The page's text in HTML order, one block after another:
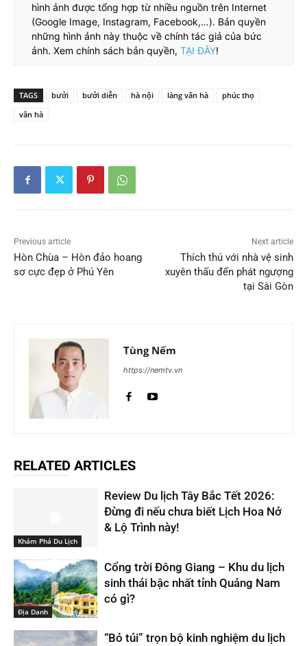
hình ảnh được tổng hợp từ nhiều nguồn trên Internet
(Google Image, Instagram, Facebook,…). Bản quyền
những hình ảnh này thuộc về chính tác giả của bức
ảnh. Xem chính sách bản quyền, TẠI ĐÂY!
TAGS bưởi bưởi diễn hà nội làng vân hà
phúc thọ
vân hà
Previous article
Hòn Chùa – Hòn đảo hoang
sơ cực đẹp ở Phú Yên
Next article
Thích thú với nhà vệ sinh
xuyên thấu đến phát ngượng
tại Sài Gòn
Tùng Nếm
https://nemtv.vn
RELATED ARTICLES
Khám Phá Du Lịch
Review Du lịch Tây Bắc Tết 2026:
Đừng đi nếu chưa biết Lịch Hoa Nở
& Lộ Trình này!
Địa Danh
Cổng trời Đông Giang – Khu du lịch
sinh thái bậc nhất tỉnh Quảng Nam
có gì?
“Bỏ túi” trọn bộ kinh nghiệm du lịch